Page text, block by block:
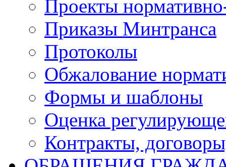
Проекты
Приказы Минтранса
Протоколы
Обжалование
Формы и шаблоны
Оценка
Контракты,